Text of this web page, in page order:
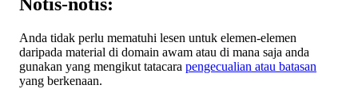
Anda tidak perlu mematuhi lesen untuk elemen-elemen
daripada material di domain awam atau di mana saja anda
gunakan yang mengikut tatacara pengecualian atau batasan
yang berkenaan.